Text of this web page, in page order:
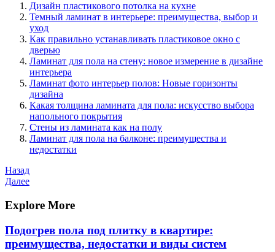
Дизайн пластикового потолка на кухне
Темный ламинат в интерьере: преимущества, выбор и
уход
Как правильно устанавливать пластиковое окно с
дверью
Ламинат для пола на стену: новое измерение в дизайне
интерьера
Ламинат фото интерьер полов: Новые горизонты
дизайна
Какая толщина ламината для пола: искусство выбора
напольного покрытия
Стены из ламината как на полу
Ламинат для пола на балконе: преимущества и
недостатки
Навигация
по
записям
Предыдущая
запись
Назад
Следующая
Далее
Explore More
Подогрев пола под плитку в квартире:
преимущества, недостатки и виды систем